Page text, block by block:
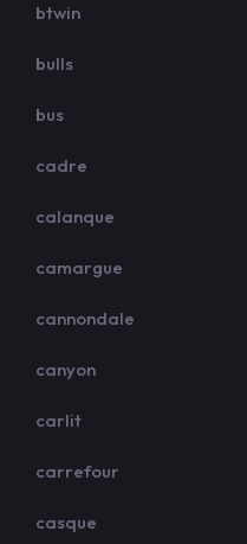
btwin
bulls
bus
cadre
calanque
camargue
cannondale
canyon
carlit
carrefour
casque